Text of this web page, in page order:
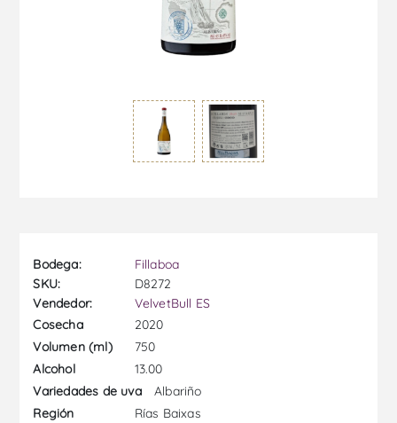
Bodega:
Fillaboa
SKU:
D8272
Vendedor:
VelvetBull ES
Cosecha
2020
Volumen (ml)
750
Alcohol
13.00
Variedades de uva
Albariño
Región
Rías Baixas